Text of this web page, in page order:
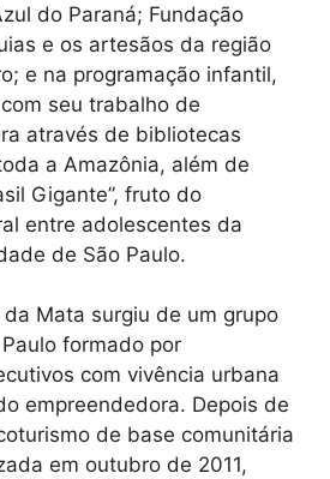
do Paraná; Fundação
e os artesãos da região
e na programação infantil,
seu trabalho de
através de bibliotecas
a Amazônia, além de
Gigante”, fruto do
entre adolescentes da
de São Paulo.
Mata surgiu de um grupo
formado por
com vivência urbana
empreendedora. Depois de
de base comunitária
em outubro de 2011,